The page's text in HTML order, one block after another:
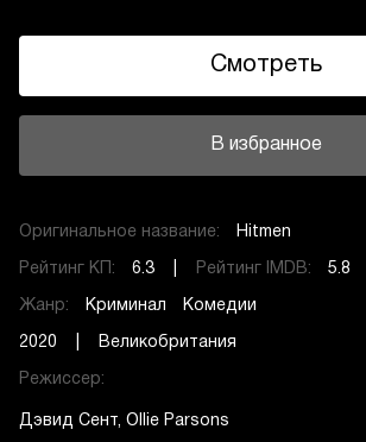
Смотреть
В избранное
Оригинальное название: Hitmen
Рейтинг КП: 6.3 | Рейтинг IMDB: 5.8
Жанр: Криминал Комедии
2020 | Великобритания
Режиссер:
Дэвид Сент Ollie Parsons